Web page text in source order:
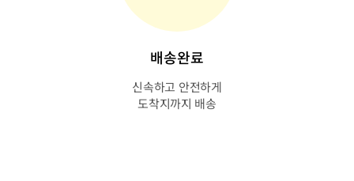
배송완료
신속하고 안전하게
도착지까지 배송